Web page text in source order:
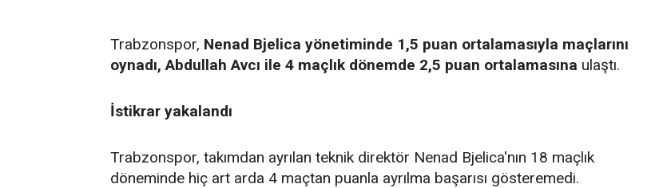
Trabzonspor, Nenad Bjelica yönetiminde 1,5 puan ortalamasıyla maçlarını
oynadı, Abdullah Avcı ile 4 maçlık dönemde 2,5 puan ortalamasına ulaştı.
İstikrar yakalandı
Trabzonspor, takımdan ayrılan teknik direktör Nenad Bjelica'nın 18 maçlık
döneminde hiç art arda 4 maçtan puanla ayrılma başarısı gösteremedi.